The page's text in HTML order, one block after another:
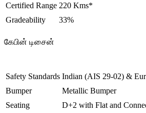
Certified Range 220 Kms*
Gradeability
33%
கேபின் டிசைன்
Safety Standards Indian (AIS 29-02) &
Bumper
Metallic Bumper
Seating
D+2 with Flat and